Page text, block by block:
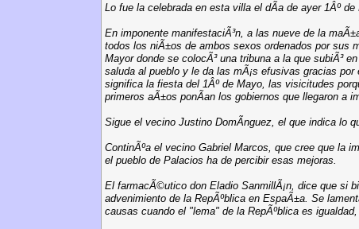
Lo fue la celebrada en esta villa el dÃ­a de ayer 1Âº
En imponente manifestaciÃ³n, a las nueve de la
todos los niÃ±os de ambos sexos ordenados por sus
Mayor donde se colocÃ³ una tribuna a la que subiÃ³
saluda al pueblo y le da las mÃ¡s efusivas gracias
significa la fiesta del 1Âº de Mayo, las visicitudes
primeros aÃ±os ponÃ­an los gobiernos que llegaron a
Sigue el vecino Justino DomÃ­nguez, el que indica lo
ContinÃºa el vecino Gabriel Marcos, que cree que la
el pueblo de Palacios ha de percibir esas mejoras.
El farmacÃ©utico don Eladio SanmillÃ¡n, dice que si
advenimiento de la RepÃºblica en EspaÃ±a. Se
causas cuando el "lema" de la RepÃºblica es